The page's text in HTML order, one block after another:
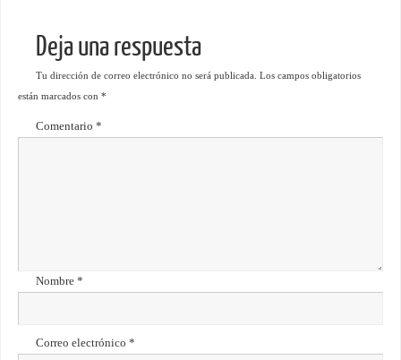
Deja una respuesta
Tu dirección de correo electrónico no será publicada. Los campos obligatorios
están marcados con *
Comentario *
Nombre *
Correo electrónico *